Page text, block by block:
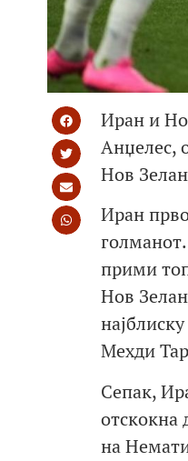
Иран и
Анџелес,
Нов
Иран
прими
Нов
Мехди
Сепак,
отскокна
на